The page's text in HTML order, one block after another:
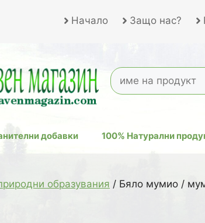
Начало Защо нас?
добавки 100% Натурални
образувания / Бяло мумио /